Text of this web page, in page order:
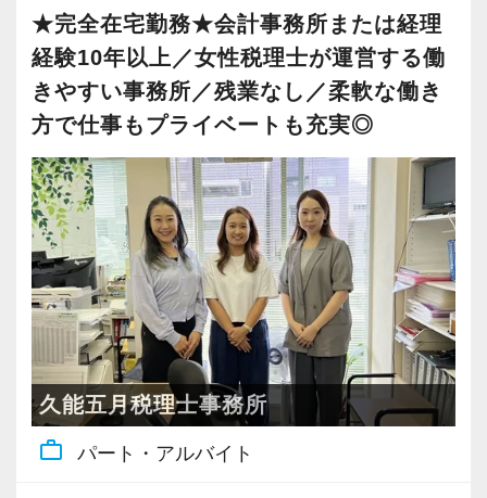
実践で学べて面白かったです。
一通りの仕事を任せてもらえるようになりまし
たが、もっと勉強して、お客様に幅広いご提案
ができるようになりたいと思っています。
未経験でも、接客経験がある方やお客様とのコ
ミュニケーションが好きな方は、自信を持って
ください。
私もお客様から「電話対応が良い」とお褒めの
言葉をいただきました。
接客業で培った“笑声”のスキルが思わぬところで
役に立ったようです。
チャレンジしたい思いを応援してくれる勢いの
ある会社で一緒に成長しましょう！
【求職者へのメッセージ】
当社の実践型インターンでは、普段の学生生活
では扱うことのない専門性が高い業務をお任せ
します。
そのため、勢いだけではどうにもならない課題
や問題点もでてきますが、一つずつ確実に乗り
越えていきましょう！
常に自ら学ぶ姿勢で臨んでください。着実に実
績を作りながら課題や問題の分析スキルを身に
付ける経験を積むことが自信に繋がります。
多くのインターン生を育成した実績があります
ので、安心して仲間と一緒に働く楽しさと自分
の成⻑を日々実感して頂けると思います。
自分が「将来こうなりたい」「こんな風に成⻑
したい」「こういうサービスを提供したい」と
せます。
ぜひ体験してください！
【明確なキャリアパスで成長をバックアップし
ます】
キャリアステップは等級制（1〜6等級）で、求
められる業務レベルや役割を明確にしていま
す。目標設定がしやすく、成長を実感しながら
ステップアップが可能です。
昇級は年に2回の自己申請制で何度でもチャレン
ジできます。
【定期的な班替えや席替えで、より多くのこと
を学べる体制！】
当社ではフリーアドレスと固定席を併用しなが
を獲得していきます。
お客様から信頼され、心の通ったサービスを提
供する真の「税務プロフェッショナル」として
の道を私たちと一緒に歩んでみませんか？
【現在のスタッフの6割が業界未経験者！異業種
からの転職も大歓迎！専門用語を一から教えま
す】
当社で活躍する未経験者は6割を占めているの
で、育成には多くの実績と自信があります。
安心してこの業界に飛び込んできてください！
入社後はOJTとOFF-JTを並行してマンツーマン
で指導します。
まったくの未経験者であれば、税務や会計に関
知恵を絞り、誠実に取り組んでいただける新メ
ンバーをお迎えし、より一層クライアントから
の信頼を得ることを大切にしていきたいと考え
ています。
験を積み、仕事の幅を広げてください。
【仕事もプライベートも大事にしたい！スキル
アップも図りたい！そんなあなたの希望を叶え
ます！】
他の事務所に比べ残業は少なくなっているの
は、スタッフ個々のスキルアップを大切にして
いるからです。
当事務所の最寄駅である大倉山駅から横浜駅ま
で電車で10分、渋谷駅まで20分です。
★完全在宅勤務★会計事務所または経理
経験10年以上／女性税理士が運営する働
きやすい事務所／残業なし／柔軟な働き
方で仕事もプライベートも充実◎
久能五月税理士事務所
work_outline パート・アルバイト